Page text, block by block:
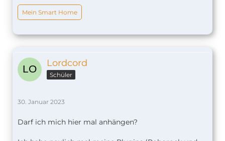
Mein Smart Home
Lordcord
Schüler
30. Januar 2023
Darf ich mich hier mal anhängen?